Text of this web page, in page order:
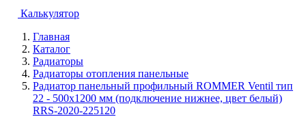
Калькулятор
Главная
Каталог
Радиаторы
Радиаторы отопления панельные
Радиатор панельный профильный ROMMER Ventil тип
22 - 500x1200 мм (подключение нижнее, цвет белый)
RRS-2020-225120